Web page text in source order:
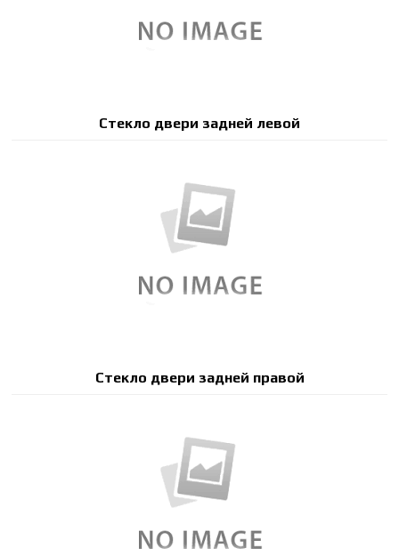
Стекло двери задней левой
Стекло двери задней правой